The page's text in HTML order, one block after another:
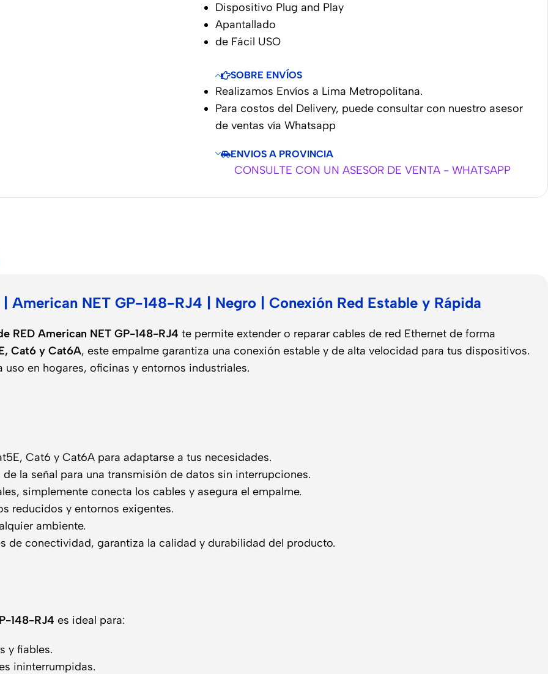
Dispositivo Plug and Play
Apantallado
de Fácil USO
SOBRE ENVÍOS
Realizamos Envíos a Lima Metropolitana.
Para costos del Delivery, puede consultar con nuestro asesor
de ventas vía Whatsapp
ENVIOS A PROVINCIA
CONSULTE CON UN ASESOR DE VENTA - WHATSAPP
NET GP-148-RJ4 | Negro | Conexión Red Estable y Rápida
RED American NET GP-148-RJ4 te permite extender o reparar cables de red Ethernet de forma
Cat6 y Cat6A, este empalme garantiza una conexión estable y de alta velocidad para tus dispositivos.
en hogares, oficinas y entornos industriales.
Cat6 y Cat6A para adaptarse a tus necesidades.
la señal para una transmisión de datos sin interrupciones.
simplemente conecta los cables y asegura el empalme.
reducidos y entornos exigentes.
ambiente.
de conectividad, garantiza la calidad y durabilidad del producto.
148-RJ4 es ideal para:
y fiables.
ininterrumpidas.